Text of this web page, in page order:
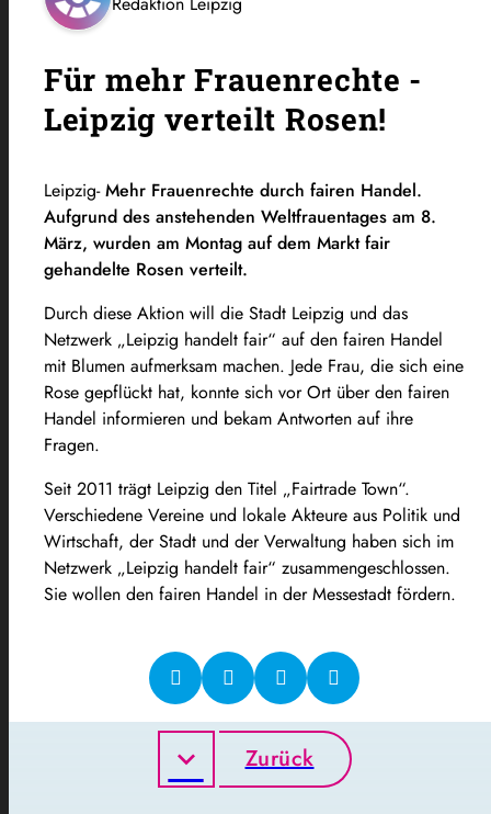
Für mehr Frauenrechte -
Leipzig verteilt Rosen!
Leipzig-Mehr Frauenrechte durch fairen Handel.
Aufgrund des anstehenden Weltfrauentages am 8.
März, wurden am Montag auf dem Markt fair
gehandelte Rosen verteilt.
Durch diese Aktion will die Stadt Leipzig und das
Netzwerk „Leipzig handelt fair“ auf den fairen Handel
mit Blumen aufmerksam machen. Jede Frau, die sich eine
Rose gepflückt hat, konnte sich vor Ort über den fairen
Handel informieren und bekam Antworten auf ihre
Fragen.
Seit 2011 trägt Leipzig den Titel „Fairtrade Town“.
Verschiedene Vereine und lokale Akteure aus Politik und
Wirtschaft, der Stadt und der Verwaltung haben sich im
Netzwerk „Leipzig handelt fair“ zusammengeschlossen.
Sie wollen den fairen Handel in der Messestadt fördern.
Zurück